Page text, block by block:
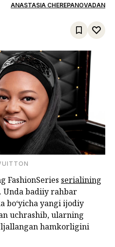
ANASTASIA CHEREPANOVADAN
FashionSeries serialining
Unda badiiy rahbar
bo‘yicha yangi ijodiy
uchrashib, ularning
hamkorligini